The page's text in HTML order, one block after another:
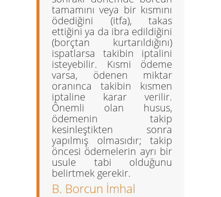
tamamını veya bir kısmını
ödediğini (itfa), takas
ettiğini ya da ibra edildiğini
(borçtan kurtarıldığını)
ispatlarsa takibin iptalini
isteyebilir. Kısmi ödeme
varsa, ödenen miktar
oranınca takibin kısmen
iptaline karar verilir.
Önemli olan husus,
ödemenin takip
kesinleştikten sonra
yapılmış olmasıdır; takip
öncesi ödemelerin ayrı bir
usule tabi olduğunu
belirtmek gerekir.
B. Borcun İmhal